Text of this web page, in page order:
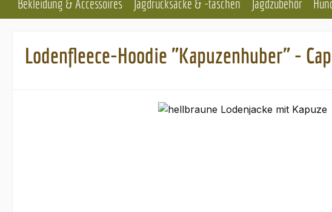
Bekleidung & Accessoires Jagdrucksäcke & -taschen Jagdzubehör
Lodenfleece-Hoodie "Kapuzenhuber" -